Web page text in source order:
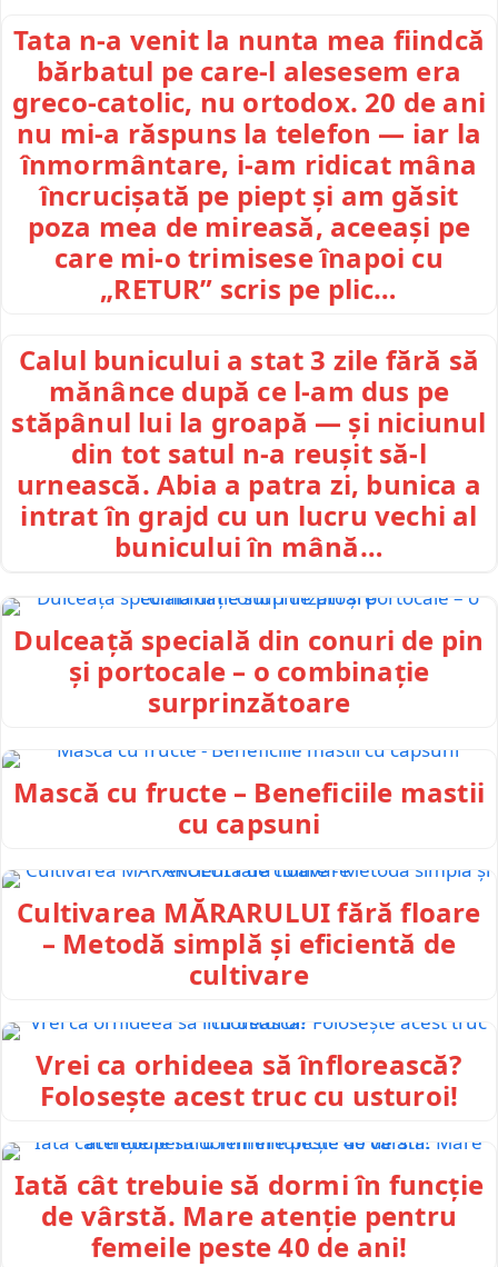
Tata n-a venit la nunta mea fiindcă
bărbatul pe care-l alesesem era
greco-catolic, nu ortodox. 20 de ani
nu mi-a răspuns la telefon — iar la
înmormântare, i-am ridicat mâna
încrucișată pe piept și am găsit
poza mea de mireasă, aceeași pe
care mi-o trimisese înapoi cu
„RETUR” scris pe plic…
Calul bunicului a stat 3 zile fără să
mănânce după ce l-am dus pe
stăpânul lui la groapă — și niciunul
din tot satul n-a reușit să-l
urnească. Abia a patra zi, bunica a
intrat în grajd cu un lucru vechi al
bunicului în mână…
Dulceață specială din conuri de pin
și portocale – o combinație
surprinzătoare
Mască cu fructe – Beneficiile mastii
cu capsuni
Cultivarea MĂRARULUI fără floare
– Metodă simplă și eficientă de
cultivare
Vrei ca orhideea să înflorească?
Folosește acest truc cu usturoi!
Iată cât trebuie să dormi în funcție
de vârstă. Mare atenție pentru
femeile peste 40 de ani!